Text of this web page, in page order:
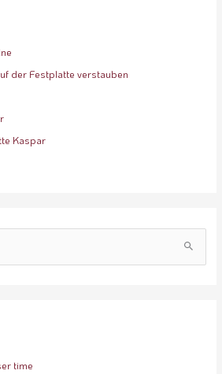
der Festplatte verstauben
Kaspar
time